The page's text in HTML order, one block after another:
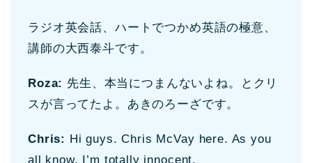
ラジオ英会話、ハートでつかめ英語の極意、
講師の大西泰斗です。
Roza: 先生、本当につまんないよね。とクリ
スが言ってたよ。あきのろーざです。
Chris: Hi guys. Chris McVay here. As you
all know, I’m totally innocent.